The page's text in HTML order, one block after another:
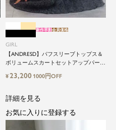
GIRL
【ANDRESD】パフスリーブトップス＆
ボリュームスカートセットアップパーテ
新作早割会員価格
¥23,200 1000円OFF
詳細を見る
お気に入りに登録する